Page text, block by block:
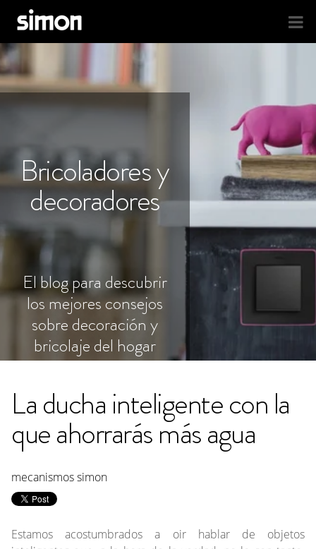
Bricoladores y
decoradores
El blog para descubrir
los mejores consejos
sobre decoración y
bricolaje del hogar
La ducha inteligente con la
que ahorrarás más agua
mecanismos simon
Estamos acostumbrados a oir hablar de objetos